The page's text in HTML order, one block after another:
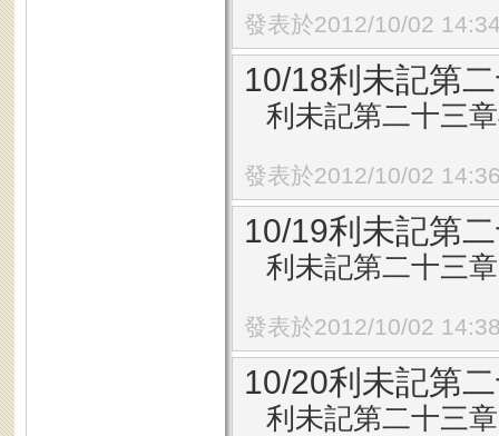
發表於2012/10/02
10/18利未記第
利未記第二十三
發表於2012/10/02
10/19利未記第
利未記第二十三
發表於2012/10/02
10/20利未記第
利未記第二十三